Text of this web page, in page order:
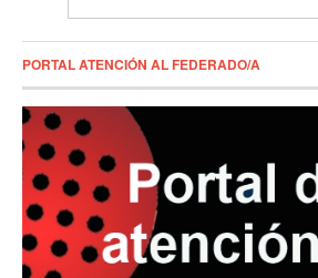
PORTAL ATENCIÓN AL FEDERADO/A